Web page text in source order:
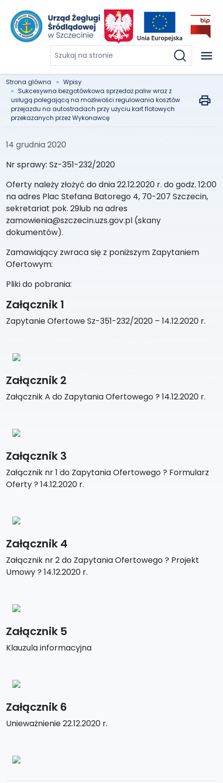
Szukaj
na
stronie
Strona glówna
Wpisy
Sukcesywna bezgotówkowa sprzedaż paliw wraz z
usługą polegającą na możliwości regulowania kosztów
przejazdu na autostradach przy użyciu kart flotowych
przekazanych przez Wykonawcę
14 grudnia 2020
Nr sprawy: Sz-351-232/2020
Oferty należy złożyć do dnia 22.12.2020 r. do godz. 12:00
na adres Plac Stefana Batorego 4, 70-207 Szczecin,
sekretariat pok. 29lub na adres
zamowienia@szczecin.uzs.gov.pl (skany
dokumentów).
Zamawiający zwraca się z poniższym Zapytaniem
Ofertowym:
Pliki do pobrania:
Załącznik 1
Zapytanie Ofertowe Sz-351-232/2020 – 14.12.2020 r.
Załącznik 2
Załącznik A do Zapytania Ofertowego ? 14.12.2020 r.
Załącznik 3
Załącznik nr 1 do Zapytania Ofertowego ? Formularz
Oferty ? 14.12.2020 r.
Załącznik 4
Załącznik nr 2 do Zapytania Ofertowego ? Projekt
Umowy ? 14.12.2020 r.
Załącznik 5
Klauzula informacyjna
Załącznik 6
Unieważnienie 22.12.2020 r.